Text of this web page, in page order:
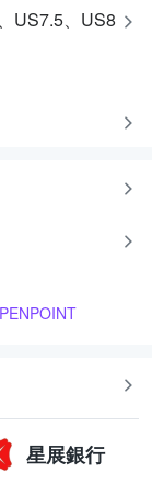
US7.5、US8
星展銀行